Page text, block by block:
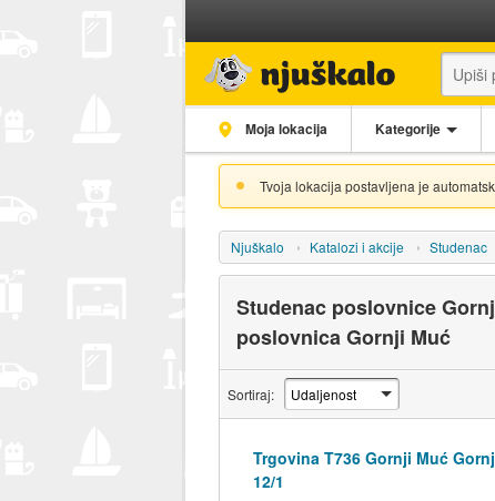
Moja lokacija Kategorije
Tvoja lokacija postavljena je
Njuškalo Katalozi i akcije Studenac
Studenac poslovnice
poslovnica Gornji Muć
Sortiraj:
Trgovina T736 Gornji Muć
12/1